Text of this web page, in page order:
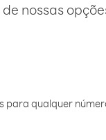
nossas
para qualquer